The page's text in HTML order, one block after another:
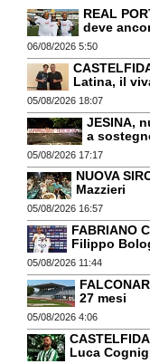
REAL
deve
06/08/2026 5:50
Latina, il
05/08/2026 18:07
JESINA,
a
05/08/2026 17:17
NUOVA
Mazzieri
05/08/2026 16:57
FABRIANO
Filippo
05/08/2026 11:44
27 mesi
05/08/2026 4:06
Luca